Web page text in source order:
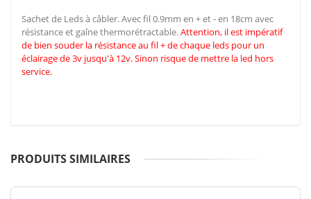
Sachet de Leds à câbler. Avec fil 0.9mm en + et - en 18cm avec
résistance et gaîne thermorétractable.Attention, il est impératif
de bien souder la résistance au fil + de chaque leds pour un
éclairage de 3v jusqu'à 12v. Sinon risque de mettre la led hors
service.
PRODUITS SIMILAIRES